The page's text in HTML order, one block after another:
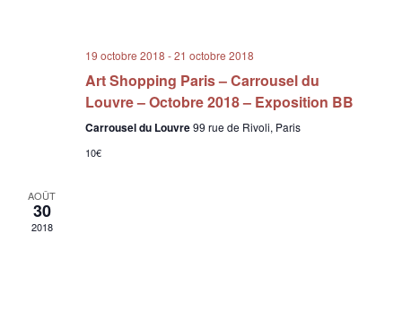
19 octobre 2018 -21 octobre 2018
Art Shopping Paris – Carrousel du
Louvre – Octobre 2018 – Exposition BB
Carrousel du Louvre99 rue de Rivoli, Paris
10€
AOÛT
30
2018